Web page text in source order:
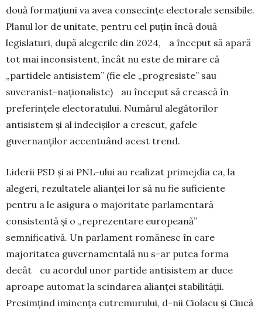
două formațiuni va avea consecințe electorale sensibile.
Planul lor de unitate, pentru cel puțin încă două
legislaturi, după alegerile din 2024, a început să apară
tot mai inconsistent, încât nu este de mirare că
„partidele antisistem” (fie ele „progresiste” sau
suveranist-naționaliste) au început să crească în
preferințele electoratului. Numărul alegătorilor
antisistem și al indecișilor a crescut, gafele
guvernanților accentuând acest trend.
Liderii PSD și ai PNL-ului au realizat primejdia ca, la
alegeri, rezultatele alianței lor să nu fie suficiente
pentru a le asigura o majoritate parlamentară
consistentă și o „reprezentare europeană”
semnificativă. Un parlament românesc în care
majoritatea guvernamentală nu s-ar putea forma
decât cu acordul unor partide antisistem ar duce
aproape automat la scindarea alianței stabilității.
Presimțind iminența cutremurului, d-nii Ciolacu și Ciucă